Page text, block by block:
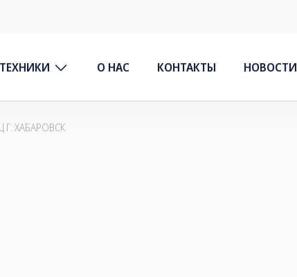
О НАС КОНТАКТЫ НОВОСТИ
Г. ХАБАРОВСК